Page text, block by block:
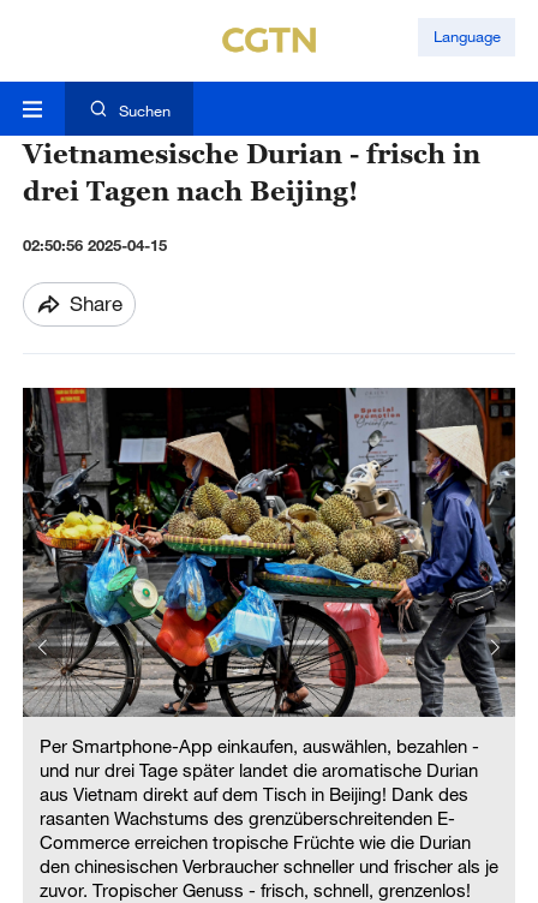
Language
Suchen
Vietnamesische Durian - frisch in
drei Tagen nach Beijing!
02:50:56 2025-04-15
Share
Per Smartphone-App einkaufen, auswählen, bezahlen -
und nur drei Tage später landet die aromatische Durian
aus Vietnam direkt auf dem Tisch in Beijing! Dank des
rasanten Wachstums des grenzüberschreitenden E-
Commerce erreichen tropische Früchte wie die Durian
den chinesischen Verbraucher schneller und frischer als je
zuvor. Tropischer Genuss - frisch, schnell, grenzenlos!